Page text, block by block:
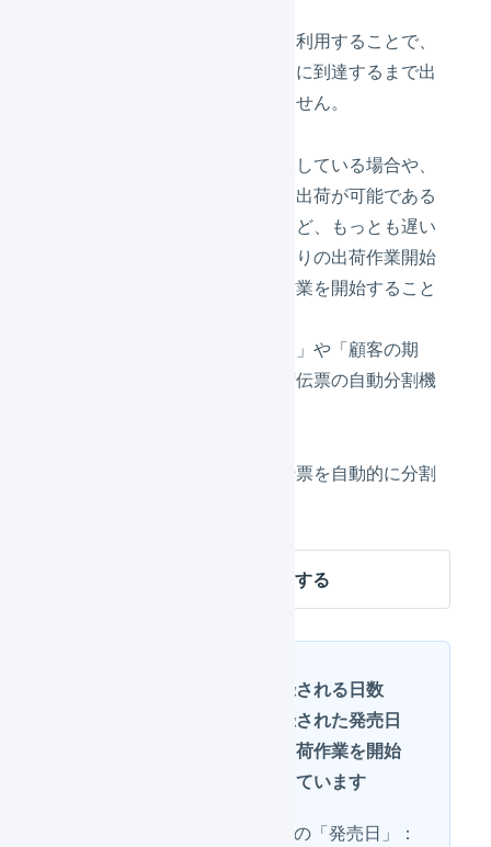
「発売日ありの作業開始日」を利用することで、
対象の出荷伝票は指定された日に到達するまで出
荷作業を開始することができません。
発売日が異なる商品を複数購入している場合や、
発売日が指定された商品と即日出荷が可能である
商品を同時購入している場合など、もっとも遅い
発売日を起点として「発売日ありの出荷作業開始
日」に到達することで、出荷作業を開始すること
出荷の遅れによる「在庫の滞留」や「顧客の期
待」に懸念がある場合は、出荷伝票の自動分割機
指定された発売日ごとに出荷伝票を自動的に分割
出荷伝票の自動分割を利用する
オペレーター側で登録される日数
は、商品マスタに登録された発売日
を起点に何日前から出荷作業を開始
を許可するかを指定しています
マーチャントの商品マスタの「発売日」：